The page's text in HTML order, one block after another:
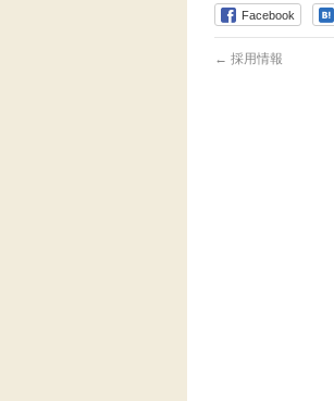
Facebook
← 採用情報